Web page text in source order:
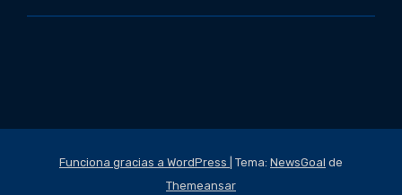
Funciona gracias a WordPress Tema: NewsGoal de
Themeansar